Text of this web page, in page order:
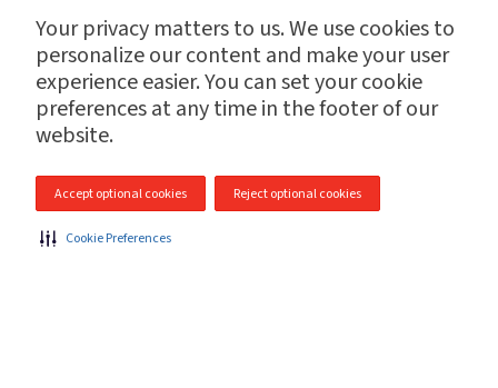
Your privacy matters to us. We use cookies to
personalize our content and make your user
experience easier. You can set your cookie
preferences at any time in the footer of our
website.
Accept optional cookies Reject optional cookies
Cookie Preferences